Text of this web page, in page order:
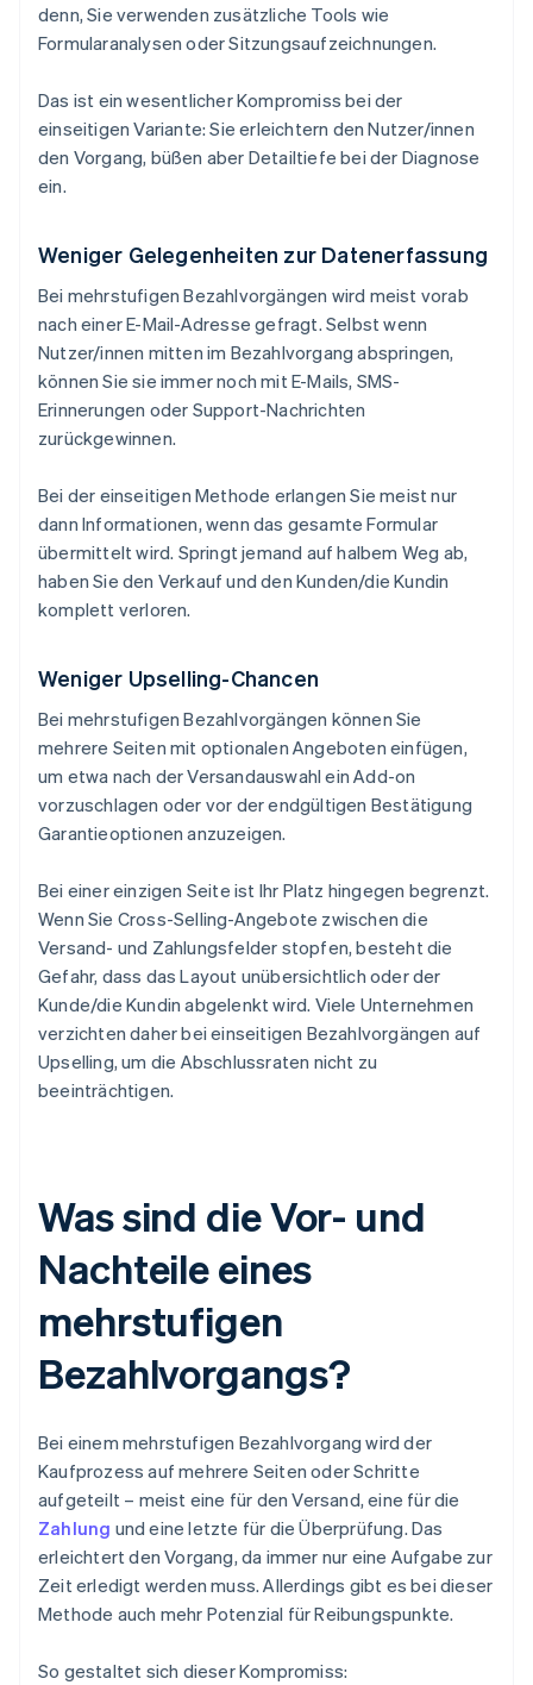
denn, Sie verwenden zusätzliche Tools wie
Formularanalysen oder Sitzungsaufzeichnungen.
Das ist ein wesentlicher Kompromiss bei der
einseitigen Variante: Sie erleichtern den Nutzer/innen
den Vorgang, büßen aber Detailtiefe bei der Diagnose
ein.
Weniger Gelegenheiten zur Datenerfassung
Bei mehrstufigen Bezahlvorgängen wird meist vorab
nach einer E-Mail-Adresse gefragt. Selbst wenn
Nutzer/innen mitten im Bezahlvorgang abspringen,
können Sie sie immer noch mit E-Mails, SMS-
Erinnerungen oder Support-Nachrichten
zurückgewinnen.
Bei der einseitigen Methode erlangen Sie meist nur
dann Informationen, wenn das gesamte Formular
übermittelt wird. Springt jemand auf halbem Weg ab,
haben Sie den Verkauf und den Kunden/die Kundin
komplett verloren.
Weniger Upselling-Chancen
Bei mehrstufigen Bezahlvorgängen können Sie
mehrere Seiten mit optionalen Angeboten einfügen,
um etwa nach der Versandauswahl ein Add-on
vorzuschlagen oder vor der endgültigen Bestätigung
Garantieoptionen anzuzeigen.
Bei einer einzigen Seite ist Ihr Platz hingegen begrenzt.
Wenn Sie Cross-Selling-Angebote zwischen die
Versand- und Zahlungsfelder stopfen, besteht die
Gefahr, dass das Layout unübersichtlich oder der
Kunde/die Kundin abgelenkt wird. Viele Unternehmen
verzichten daher bei einseitigen Bezahlvorgängen auf
Upselling, um die Abschlussraten nicht zu
beeinträchtigen.
Was sind die Vor- und
Nachteile eines
mehrstufigen
Bezahlvorgangs?
Bei einem mehrstufigen Bezahlvorgang wird der
Kaufprozess auf mehrere Seiten oder Schritte
aufgeteilt – meist eine für den Versand, eine für die
Zahlung und eine letzte für die Überprüfung. Das
erleichtert den Vorgang, da immer nur eine Aufgabe zur
Zeit erledigt werden muss. Allerdings gibt es bei dieser
Methode auch mehr Potenzial für Reibungspunkte.
So gestaltet sich dieser Kompromiss: